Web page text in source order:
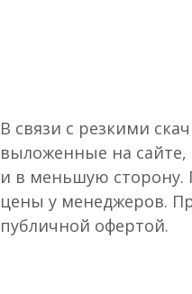
В связи с резкими
выложенные на сайте,
и в меньшую сторону.
цены у менеджеров.
публичной офертой.